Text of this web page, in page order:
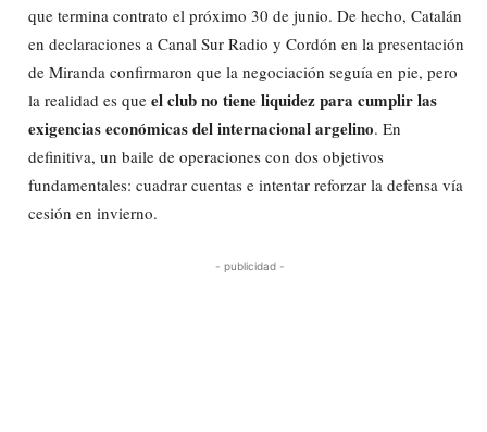
que termina contrato el próximo 30 de junio. De hecho, Catalán
en declaraciones a Canal Sur Radio y Cordón en la presentación
de Miranda confirmaron que la negociación seguía en pie, pero
la realidad es que el club no tiene liquidez para cumplir las
exigencias económicas del internacional argelino. En
definitiva, un baile de operaciones con dos objetivos
fundamentales: cuadrar cuentas e intentar reforzar la defensa vía
cesión en invierno.
- publicidad -